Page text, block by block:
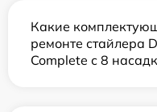
Какие
ремонте стайлера
Complete с 8